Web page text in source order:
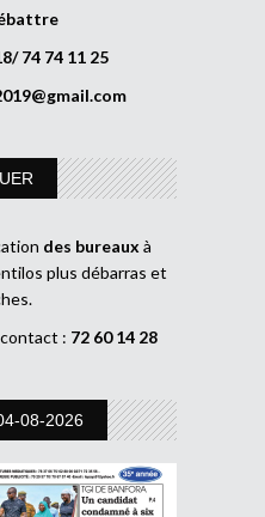
74 74 11 25
des bureaux à
plus débarras et
: 72 60 14 28
08-2026